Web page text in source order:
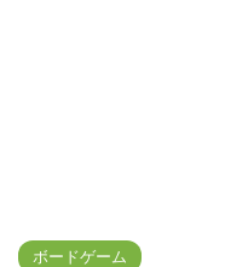
ボードゲーム